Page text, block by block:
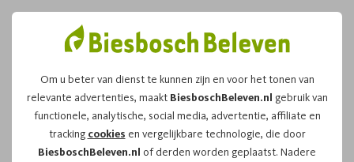
Om u beter van dienst te kunnen zijn en voor het tonen van
relevante advertenties, maakt BiesboschBeleven.nl gebruik van
functionele, analytische, social media, advertentie, affiliate en
tracking cookies en vergelijkbare technologie, die door
BiesboschBeleven.nl of derden worden geplaatst. Nadere
Leuk dat u kiest voor dit
arrangement!